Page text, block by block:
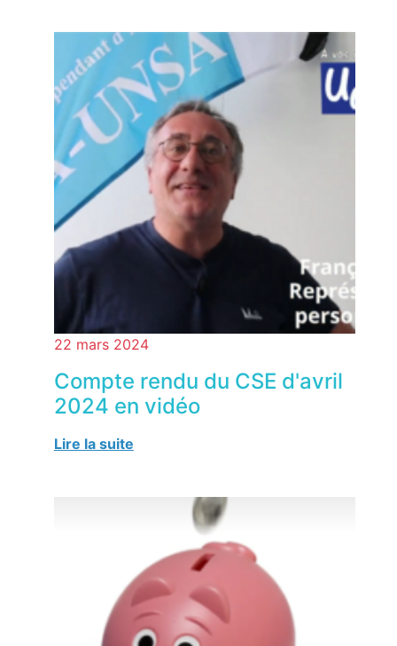
22 mars 2024
Compte rendu du CSE d'avril
2024 en vidéo
Lire la suite